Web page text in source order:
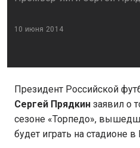
10 июня 2014
Президент Российской
Сергей Прядкин заявил о
сезоне «Торпедо»,
будет играть на стадионе